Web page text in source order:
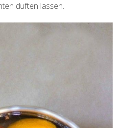
duften lassen.